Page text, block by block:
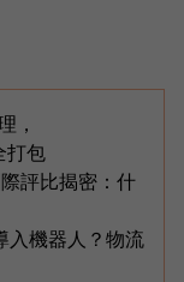
，
打包
評比揭密：什
入機器人？物流